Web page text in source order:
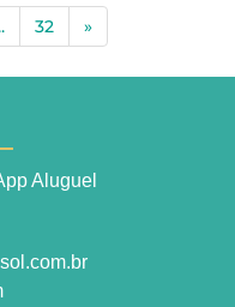
32 »
Aluguel